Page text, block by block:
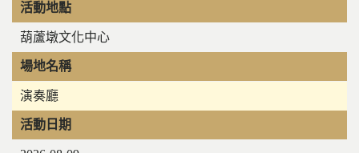
活動地點
葫蘆墩文化中心
場地名稱
演奏廳
活動日期